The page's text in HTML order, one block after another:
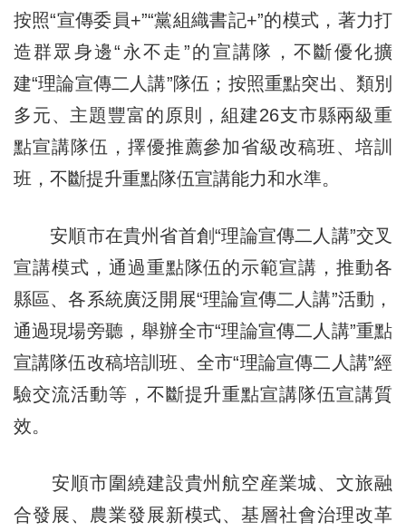
按照“宣傳委員+”“黨組織書記+”的模式，著力打
造群眾身邊“永不走”的宣講隊，不斷優化擴
建“理論宣傳二人講”隊伍；按照重點突出、類別
多元、主題豐富的原則，組建26支市縣兩級重
點宣講隊伍，擇優推薦參加省級改稿班、培訓
班，不斷提升重點隊伍宣講能力和水準。
安順市在貴州省首創“理論宣傳二人講”交叉
宣講模式，通過重點隊伍的示範宣講，推動各
縣區、各系統廣泛開展“理論宣傳二人講”活動，
通過現場旁聽，舉辦全市“理論宣傳二人講”重點
宣講隊伍改稿培訓班、全市“理論宣傳二人講”經
驗交流活動等，不斷提升重點宣講隊伍宣講質
效。
安順市圍繞建設貴州航空産業城、文旅融
合發展、農業發展新模式、基層社會治理改革